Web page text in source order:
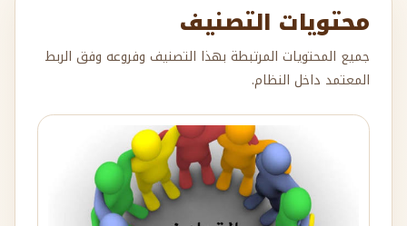
محتويات التصنيف
جميع المحتويات المرتبطة بهذا التصنيف وفروعه وفق الربط
المعتمد داخل النظام.